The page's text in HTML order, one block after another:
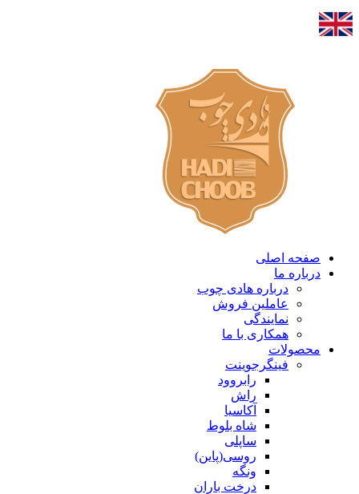
صفحه اصلی
درباره ما
درباره هادی چوب
عاملین فروش
نمایندگی
همکاری با ما
محصولات
فینگرجوینت
رابروود
راش
آکاسیا
شاه بلوط
ساپلی
روسی(پاین)
ونگه
درخت باران